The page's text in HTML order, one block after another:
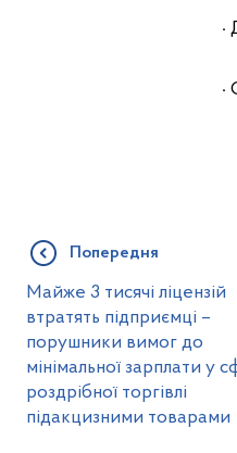
·
·
Попередня
Майже 3 тисячі ліцензій
втратять підприємці –
порушники вимог до
мінімальної зарплати у
роздрібної торгівлі
підакцизними товарами